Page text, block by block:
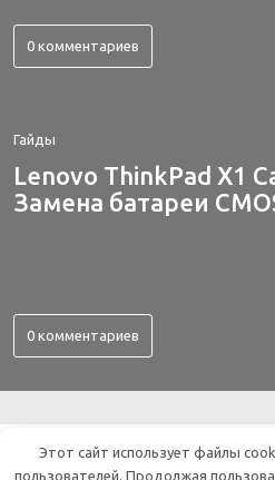
0 комментариев
Гайды
Lenovo ThinkPad X1
Замена батареи
0 комментариев
ВСЕ ОБ
Этот сайт использует файлы
пользователей. Продолжая